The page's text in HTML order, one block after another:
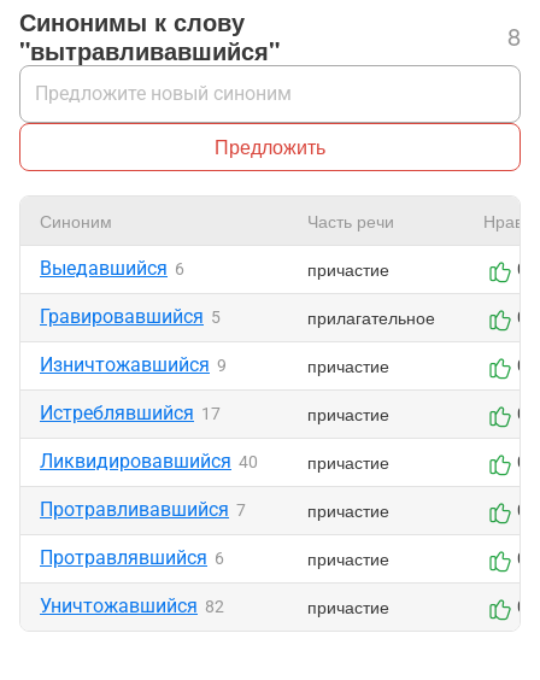
Синонимы к слову
"вытравливавшийся"
8
Предложить
Синоним Часть речи
Выедавшийся 6 причастие 0
Гравировавшийся 5 прилагательное 0
Изничтожавшийся 9 причастие 0
Истреблявшийся 17 причастие 0
Ликвидировавшийся 40 причастие 0
Протравливавшийся 7 причастие 0
Протравлявшийся 6 причастие 0
Уничтожавшийся 82 причастие 0